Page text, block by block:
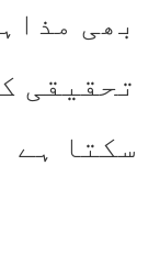
بھی
تحقیقی
سکتا ہے